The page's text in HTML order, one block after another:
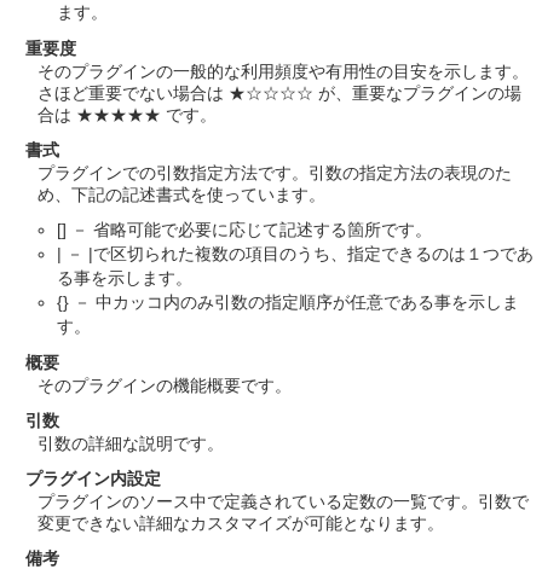
ます。
重要度
そのプラグインの一般的な利用頻度や有用性の目安を示します。
さほど重要でない場合は ★☆☆☆☆ が、重要なプラグインの場
合は ★★★★★ です。
書式
プラグインでの引数指定方法です。引数の指定方法の表現のた
め、下記の記述書式を使っています。
[] － 省略可能で必要に応じて記述する箇所です。
| － |で区切られた複数の項目のうち、指定できるのは１つであ
る事を示します。
{} － 中カッコ内のみ引数の指定順序が任意である事を示しま
す。
概要
そのプラグインの機能概要です。
引数
引数の詳細な説明です。
プラグイン内設定
プラグインのソース中で定義されている定数の一覧です。引数で
変更できない詳細なカスタマイズが可能となります。
備考